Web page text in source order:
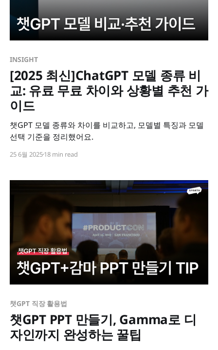
INSIGHT
[2025 최신]ChatGPT 모델 종류 비
교: 유료 무료 차이와 상황별 추천 가
이드
챗GPT 모델 종류와 차이를 비교하고, 모델별 특징과 모델
선택 기준을 정리했어요.
25 6월 202518 min read
챗GPT 직장 활용법
챗GPT PPT 만들기, Gamma로 디
자인까지 완성하는 꿀팁